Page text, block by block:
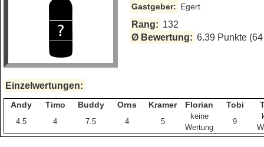
Gastgeber: Egert
Rang: 132
Ø Bewertung: 6.39 Punkte
Einzelwertungen:
Andy Timo Buddy Orns Kramer Florian Tobi
4.5 4 7.5 4 5
keine
Wertung
9